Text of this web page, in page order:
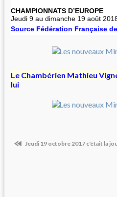
CHAMPIONNATS D’EUROPE
Jeudi 9 au dimanche 19 août
Source Fédération Française
Le Chambérien Mathieu
lui
Jeudi 19 octobre 2017 c'était la